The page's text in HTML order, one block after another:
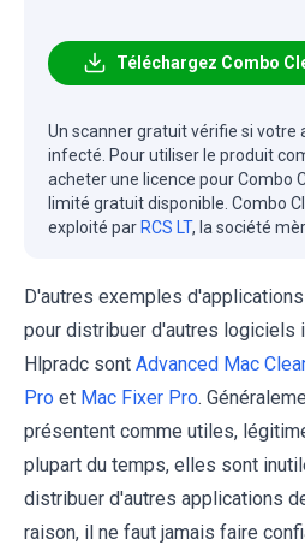
Téléchargez Combo
Un scanner gratuit vérifie si votre
infecté. Pour utiliser le produit
acheter une licence pour Combo
limité gratuit disponible. Combo
exploité parRCS LT, la société
D'autres exemples
pour distribuer d'autres logiciels
Hlpradc sont Advanced Mac
Pro et Mac Fixer Pro.
présentent comme utiles,
plupart du temps, elles sont
distribuer d'autres applications
raison, il ne faut jamais faire